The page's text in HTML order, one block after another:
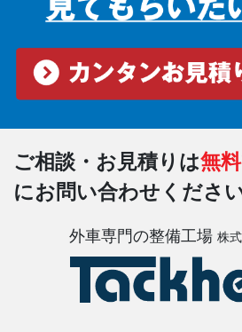
ご相談・お見積りは無料
にお問い合わせください
外車専門の整備工場 株